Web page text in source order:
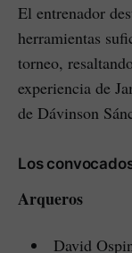
El entrenador
herramientas
torneo,
experiencia de
de Dávinson
Los
Arqueros
David